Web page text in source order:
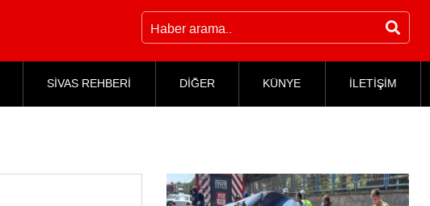
SİVAS REHBERİ DİĞER KÜNYE İLETİŞİM